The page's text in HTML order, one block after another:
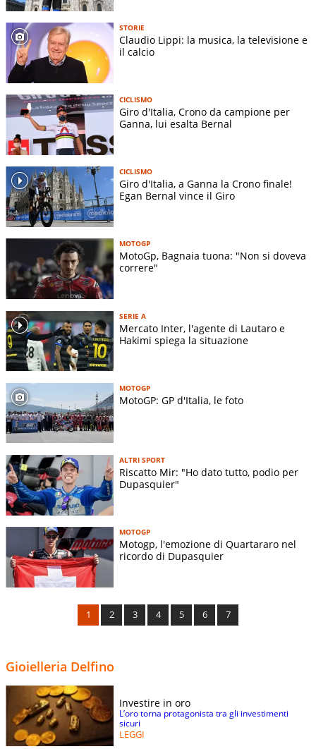
STORIE
Claudio Lippi: la musica, la televisione e
il calcio
CICLISMO
Giro d'Italia, Crono da campione per
Ganna, lui esalta Bernal
CICLISMO
Giro d'Italia, a Ganna la Crono finale!
Egan Bernal vince il Giro
MOTOGP
MotoGp, Bagnaia tuona: "Non si doveva
correre"
SERIE A
Mercato Inter, l'agente di Lautaro e
Hakimi spiega la situazione
MOTOGP
MotoGP: GP d'Italia, le foto
ALTRI SPORT
Riscatto Mir: "Ho dato tutto, podio per
Dupasquier"
MOTOGP
Motogp, l'emozione di Quartararo nel
ricordo di Dupasquier
1 2 3 4 5 6 7
Gioielleria Delfino
Investire in oro
L’oro torna protagonista tra gli investimenti
sicuri
LEGGI